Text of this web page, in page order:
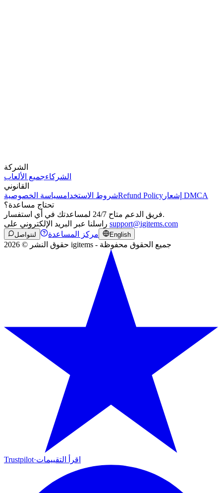
الشركة
الشركاءجميع الألعاب
القانوني
شروط الاستخدامسياسة الخصوصية Refund Policy
إشعار DMCA
تحتاج مساعدة؟
فريق الدعم متاح 24/7 لمساعدتك في أي استفسار.
support@igitems.com
لنتواصل مركز المساعدة English
حقوق النشر © 2026 igitems - جميع الحقوق محفوظة
Trustpilot·اقرأ التقييمات